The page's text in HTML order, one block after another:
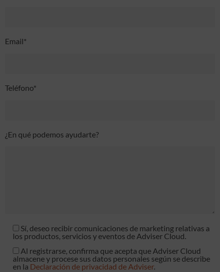
Email*
Teléfono*
¿En qué podemos ayudarte?
Sí, deseo recibir comunicaciones de marketing relativas a
los productos, servicios y eventos de Adviser Cloud.
Al registrarse, confirma que acepta que Adviser Cloud
almacene y procese sus datos personales según se describe
en la Declaración de privacidad de Adviser.